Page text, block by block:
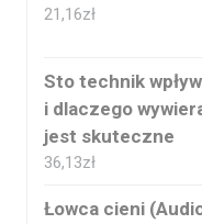
21,16zł
Sto technik
i dlaczego
jest skuteczne
36,13zł
Łowca cieni